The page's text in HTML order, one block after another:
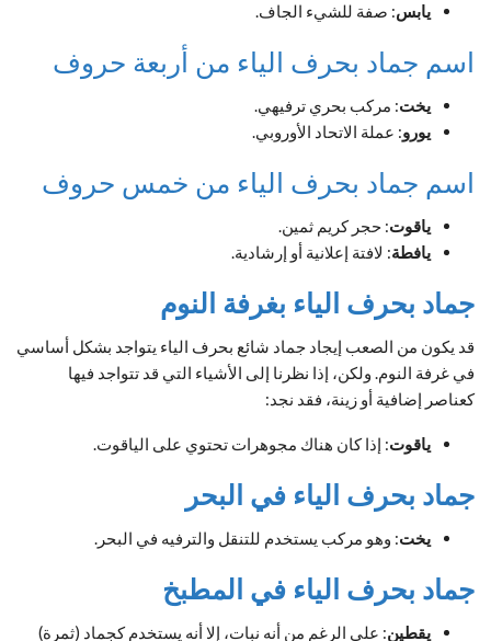
يابس: صفة للشيء الجاف.
اسم جماد بحرف الياء من أربعة حروف
يخت: مركب بحري ترفيهي.
يورو: عملة الاتحاد الأوروبي.
اسم جماد بحرف الياء من خمس حروف
ياقوت: حجر كريم ثمين.
يافطة: لافتة إعلانية أو إرشادية.
جماد بحرف الياء بغرفة النوم
قد يكون من الصعب إيجاد جماد شائع بحرف الياء يتواجد بشكل أساسي
في غرفة النوم. ولكن، إذا نظرنا إلى الأشياء التي قد تتواجد فيها
كعناصر إضافية أو زينة، فقد نجد:
ياقوت: إذا كان هناك مجوهرات تحتوي على الياقوت.
جماد بحرف الياء في البحر
يخت: وهو مركب يستخدم للتنقل والترفيه في البحر.
جماد بحرف الياء في المطبخ
يقطين: على الرغم من أنه نبات، إلا أنه يستخدم كجماد (ثمرة)